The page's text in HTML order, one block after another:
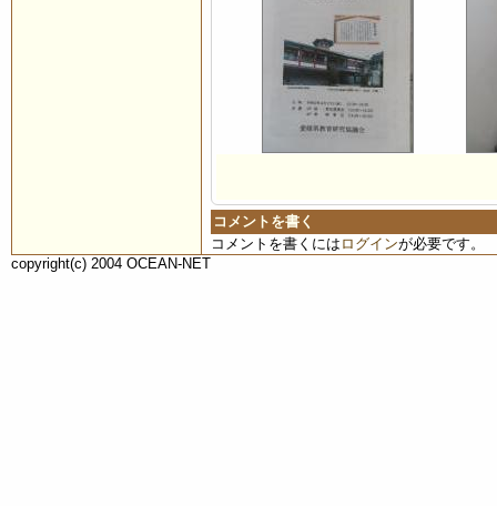
コメントを書く
コメントを書くには ログインが必要です。
copyright(c) 2004 OCEAN-NET